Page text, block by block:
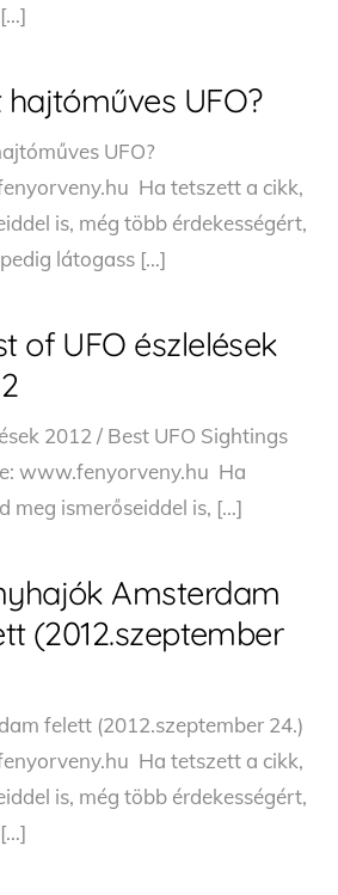
hajtóműves UFO?
UFO?
Ha tetszett a cikk,
is, még több érdekességért,
látogass […]
of UFO észlelések
2012 / Best UFO Sightings
www.fenyorveny.hu Ha
meg ismerőseiddel is, […]
Amsterdam
(2012.szeptember
felett (2012.szeptember 24.)
Ha tetszett a cikk,
is, még több érdekességért,